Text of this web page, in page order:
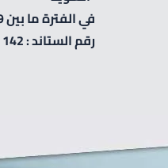
في الفترة ما بين 19-20 حزيران
رقم الستاند : 142